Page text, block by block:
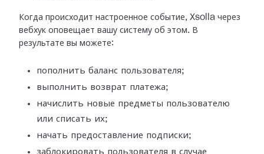
Когда происходит настроенное событие, Xsolla через
вебхук оповещает вашу систему об этом. В
результате вы можете:
пополнить баланс пользователя;
выполнить возврат платежа;
начислить новые предметы пользователю
или списать их;
начать предоставление подписки;
заблокировать пользователя в случае